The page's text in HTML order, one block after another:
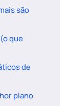
são
que
de
plano